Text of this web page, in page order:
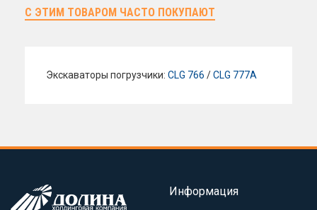
С ЭТИМ ТОВАРОМ ЧАСТО ПОКУПАЮТ
Экскаваторы погрузчики: CLG 766 /CLG 777A
Информация